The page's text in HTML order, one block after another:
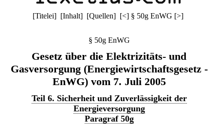
[Titelei] [Inhalt] [Quellen] [<] § 50g EnWG [>]
§ 50g EnWG
Gesetz über die Elektrizitäts- und
Gasversorgung (Energiewirtschaftsgesetz -
EnWG) vom 7. Juli 2005
Teil 6. Sicherheit und Zuverlässigkeit der
Energieversorgung
Paragraf 50g